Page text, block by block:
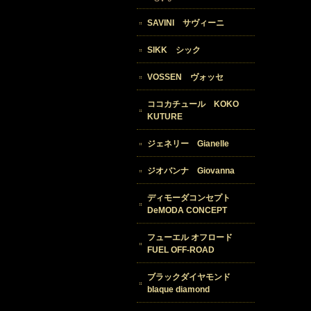
SAVINI サヴィーニ
SIKK シック
VOSSEN ヴォッセ
ココカチュール KOKO
KUTURE
ジェネリー Gianelle
ジオバンナ Giovanna
ディモーダコンセプト
DeMODA CONCEPT
フューエル オフロード
FUEL OFF-ROAD
ブラックダイヤモンド
blaque diamond